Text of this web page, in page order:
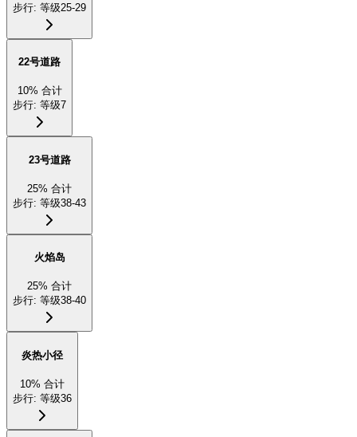
步行: 等级25-29
22号道路
10% 合计
步行: 等级7
23号道路
25% 合计
步行: 等级38-43
火焰岛
25% 合计
步行: 等级38-40
炎热小径
10% 合计
步行: 等级36